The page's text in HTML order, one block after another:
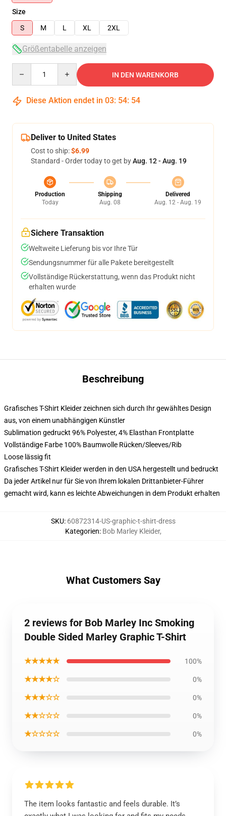
Size
S
M L XL 2XL
Größentabelle anzeigen
IN DEN WARENKORB
Diese Aktion endet in 03: 54: 54
Deliver to United States
Cost to ship:$6.99
Standard - Order today to get byAug. 12 - Aug. 19
Production
Today
Shipping
Aug. 08
Delivered
Aug. 12 - Aug. 19
Sichere Transaktion
Weltweite Lieferung bis vor Ihre Tür
Sendungsnummer für alle Pakete bereitgestellt
Vollständige Rückerstattung, wenn das Produkt nicht
erhalten wurde
Beschreibung
Grafisches T-Shirt Kleider zeichnen sich durch Ihr gewähltes Design
aus, von einem unabhängigen Künstler
Sublimation gedruckt 96% Polyester, 4% Elasthan Frontplatte
Vollständige Farbe 100% Baumwolle Rücken/Sleeves/Rib
Loose lässig fit
Grafisches T-Shirt Kleider werden in den USA hergestellt und bedruckt
Da jeder Artikel nur für Sie von Ihrem lokalen Drittanbieter-Führer
gemacht wird, kann es leichte Abweichungen in dem Produkt erhalten
SKU: 60872314-US-graphic-t-shirt-dress
Kategorien: Bob Marley Kleider,
What Customers Say
2 reviews for Bob Marley Inc Smoking
Double Sided Marley Graphic T-Shirt
★★★★★ 100%
★★★★☆ 0%
★★★☆☆ 0%
★★☆☆☆ 0%
★☆☆☆☆ 0%
The item looks fantastic and feels durable. It’s